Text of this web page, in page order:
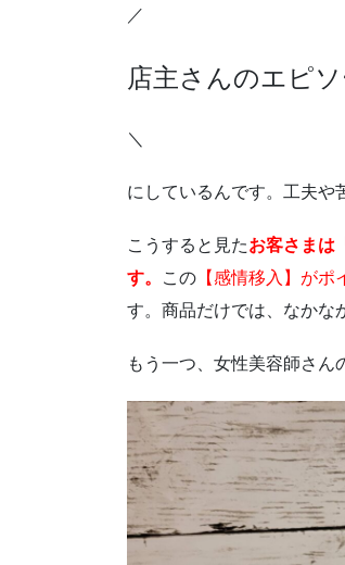
／
店主さんのエピソ
＼
にしているんです。工夫や
こうすると見たお客さまは
す。
この 【感情移入】が
す。商品だけでは、なかな
もう一つ、女性美容師さん